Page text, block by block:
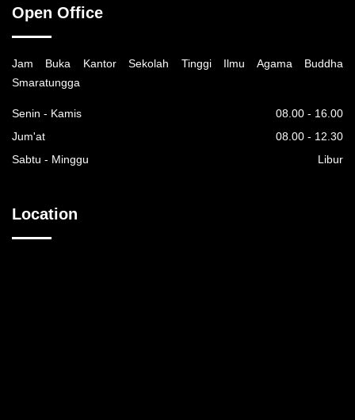
Open Office
Jam Buka Kantor Sekolah Tinggi Ilmu Agama Buddha
Smaratungga
Senin - Kamis
08.00 - 16.00
Jum'at
08.00 - 12.30
Sabtu - Minggu
Libur
Location